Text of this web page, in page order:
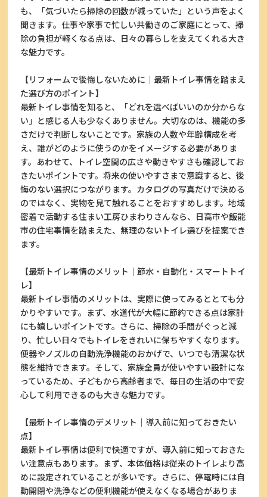
も、「気づいたら掃除の回数が減っていた」という声をよく
聞きます。仕事や家事で忙しい共働きのご家庭にとって、掃
除の負担が軽くなる点は、日々の暮らしを支えてくれる大き
な魅力です。
【リフォームで後悔しないために｜最新トイレ事情を踏まえ
た選び方のポイント】
最新トイレ事情を知ると、「どれを選べばいいのか分からな
い」と感じる人も少なくありません。大切なのは、機能の多
さだけで判断しないことです。家族の人数や年齢構成を考
え、誰がどのように使うのかをイメージする必要がありま
す。あわせて、トイレ空間の広さや動きやすさも確認してお
きたいポイントです。将来の使いやすさまで意識すると、後
悔のない選択につながります。カタログの写真だけで決める
のではなく、実物を見て触れることをおすすめします。地域
密着で活動する住まい工房ひまわりさんなら、日高市や飯能
市の住宅事情を踏まえた、無理のないトイレ選びを提案でき
ます。
【最新トイレ事情のメリット｜節水・自動化・スマートトイ
レ】
最新トイレ事情のメリットは、実際に使ってみるととても分
かりやすいです。まず、水道代が大幅に節約できる点は家計
にも嬉しいポイントです。さらに、掃除の手間がぐっと減
り、忙しい日々でもトイレをきれいに保ちやすくなります。
便器やノズルの自動洗浄機能のおかげで、いつでも清潔な状
態を維持できます。そして、家族全員が使いやすい設計にな
っているため、子どもから高齢者まで、毎日の生活の中で安
心して利用できるのも大きな魅力です。
【最新トイレ事情のデメリット｜導入前に知っておきたい
点】
最新トイレ事情は便利で快適ですが、導入前に知っておきた
い注意点もあります。まず、本体価格は従来のトイレより高
めに設定されていることが多いです。さらに、停電時には自
動開閉や洗浄などの便利機能が使えなくなる場合がありま